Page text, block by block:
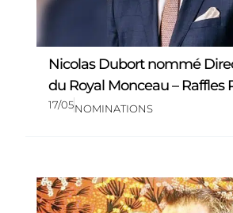
Nicolas Dubort nommé
du Royal Monceau – Raffles
17/05NOMINATIONS